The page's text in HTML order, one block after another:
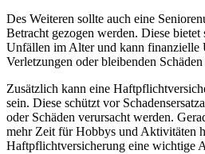
Des Weiteren sollte auch eine
Betracht gezogen werden. Diese bietet
Unfällen im Alter und kann finanzielle
Verletzungen oder bleibenden Schäden
Zusätzlich kann eine
sein. Diese schützt vor
oder Schäden verursacht werden.
mehr Zeit für Hobbys und Aktivitäten
Haftpflichtversicherung eine wichtige